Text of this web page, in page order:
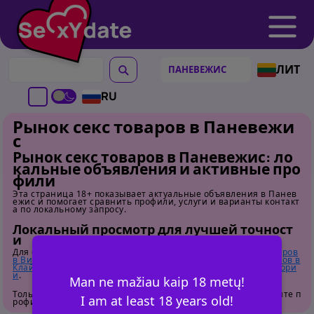
ЛИТ
RU
Man ne mažiau kaip 18 metų!
I am at least 18 years old!
Рынок секс товаров в Паневежи
с
Рынок секс товаров в Паневежис: ло
кальные объявления и активные про
фили
Эта страница 18+ показывает актуальные объявления в Панев
ежис и помогает сравнить профили, услуги и варианты контакт
а по локальному запросу.
Локальный просмотр для лучшей точност
и
Для сравнения соседних локаций откройте Рынок секс товаров
в Вильнюс Рынок секс товаров в
Клайпеда страницу категори
и.
Только для взрослых. Перед контактом внимательно изучайте п
рофили.